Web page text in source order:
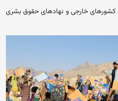
خارجی و نهادهای حقوق بشری